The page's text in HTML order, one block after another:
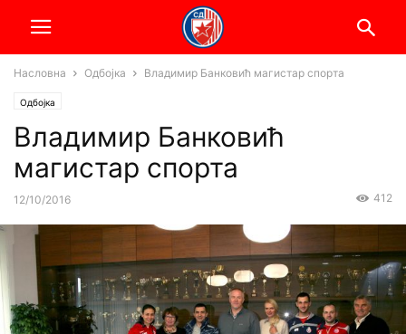
Насловна Одбојка Владимир Банковић магистар спорта
Одбојка
Владимир Банковић
магистар спорта
12/10/2016 412